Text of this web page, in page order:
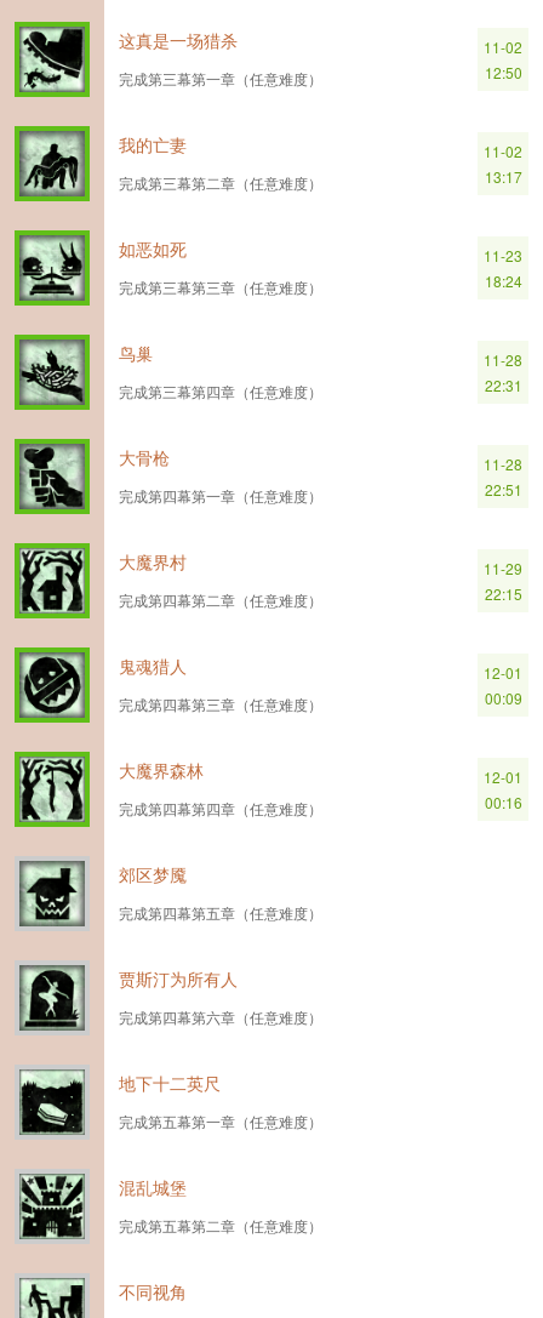
这真是一场猎杀
完成第三幕第一章（任意难度）
11-02
12:50
我的亡妻
完成第三幕第二章（任意难度）
11-02
13:17
如恶如死
完成第三幕第三章（任意难度）
11-23
18:24
鸟巢
完成第三幕第四章（任意难度）
11-28
22:31
大骨枪
完成第四幕第一章（任意难度）
11-28
22:51
大魔界村
完成第四幕第二章（任意难度）
11-29
22:15
鬼魂猎人
完成第四幕第三章（任意难度）
12-01
00:09
大魔界森林
完成第四幕第四章（任意难度）
12-01
00:16
郊区梦魇
完成第四幕第五章（任意难度）
贾斯汀为所有人
完成第四幕第六章（任意难度）
地下十二英尺
完成第五幕第一章（任意难度）
混乱城堡
完成第五幕第二章（任意难度）
不同视角